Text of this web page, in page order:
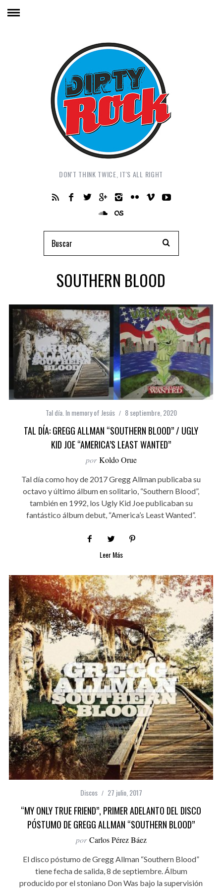
DON'T THINK TWICE, IT'S ALL RIGHT
SOUTHERN BLOOD
Tal día. In memory of Jesús 8 septiembre, 2020
TAL DÍA: GREGG ALLMAN “SOUTHERN BLOOD” / UGLY
KID JOE “AMERICA’S LEAST WANTED”
por Koldo Orue
Tal día como hoy de 2017 Gregg Allman publicaba su
octavo y último álbum en solitario, “Southern Blood”,
también en 1992, los Ugly Kid Joe publicaban su
fantástico álbum debut, “America’s Least Wanted”.
Leer Más
Discos 27 julio, 2017
“MY ONLY TRUE FRIEND”, PRIMER ADELANTO DEL DISCO
PÓSTUMO DE GREGG ALLMAN “SOUTHERN BLOOD”
por Carlos Pérez Báez
El disco póstumo de Gregg Allman “Southern Blood”
tiene fecha de salida, 8 de septiembre. Álbum
producido por el stoniano Don Was bajo la supervisión